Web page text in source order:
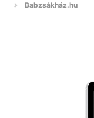
Babzsákház.hu